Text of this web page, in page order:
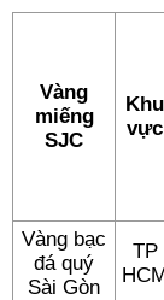
Vàng
miếng
SJC
Khu
vực
Vàng bạc
đá quý
Sài Gòn
TP